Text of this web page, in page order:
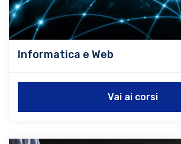
Informatica e Web
Vai ai corsi